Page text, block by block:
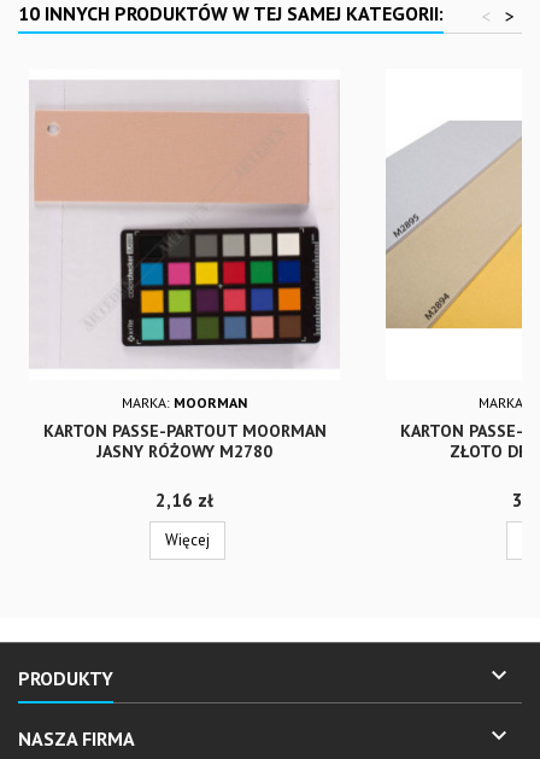
10 INNYCH PRODUKTÓW W TEJ SAMEJ KATEGORII: >
<
MARKA: MOORMAN
KARTON PASSE-PARTOUT MOORMAN
JASNY RÓŻOWY M2780
Cena
2,16 zł
Więcej
MARKA:
KARTON PASSE-
ZŁOTO
PRODUKTY 
NASZA FIRMA 